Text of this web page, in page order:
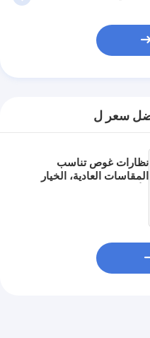
سعر ل
نظارات غوص تناسب
المقاسات العادية، الخيار